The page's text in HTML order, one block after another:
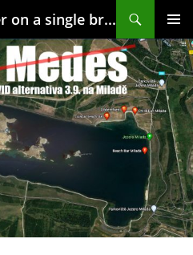
ApneaSite – underwater on a single breath
MENU